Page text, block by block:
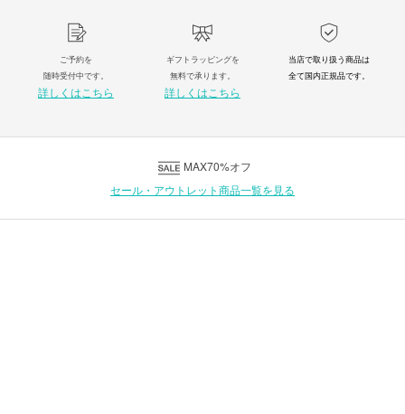
ご予約を
随時受付中です。
詳しくはこちら
ギフトラッピングを
無料で承ります。
詳しくはこちら
当店で取り扱う商品は
全て国内正規品です。
MAX70%オフ
セール・アウトレット商品一覧を見る